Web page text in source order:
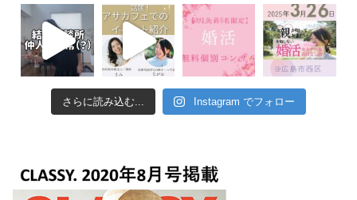
さらに読み込む... Instagram でフォロー